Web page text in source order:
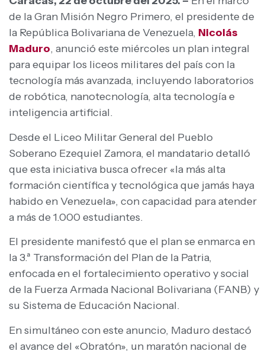
de la Gran Misión Negro Primero, el presidente de
la República Bolivariana de Venezuela, Nicolás
Maduro, anunció este miércoles un plan integral
para equipar los liceos militares del país con la
tecnología más avanzada, incluyendo laboratorios
de robótica, nanotecnología, alta tecnología e
inteligencia artificial.
Desde el Liceo Militar General del Pueblo
Soberano Ezequiel Zamora, el mandatario detalló
que esta iniciativa busca ofrecer «la más alta
formación científica y tecnológica que jamás haya
habido en Venezuela», con capacidad para atender
a más de 1.000 estudiantes.
El presidente manifestó que el plan se enmarca en
la 3.ª Transformación del Plan de la Patria,
enfocada en el fortalecimiento operativo y social
de la Fuerza Armada Nacional Bolivariana (FANB) y
su Sistema de Educación Nacional.
En simultáneo con este anuncio, Maduro destacó
el avance del «Obratón», un maratón nacional de